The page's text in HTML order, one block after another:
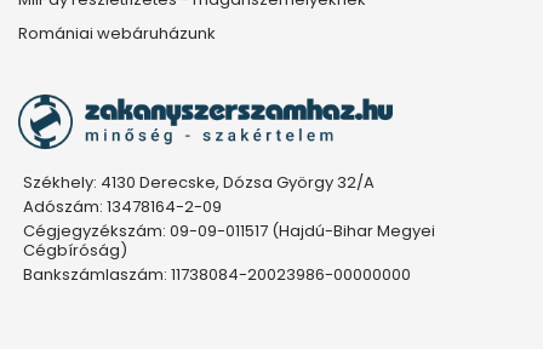
Romániai webáruházunk
Székhely: 4130 Derecske, Dózsa György 32/A
Adószám: 13478164-2-09
Cégjegyzékszám: 09-09-011517 (Hajdú-Bihar Megyei
Cégbíróság)
Bankszámlaszám: 11738084-20023986-00000000